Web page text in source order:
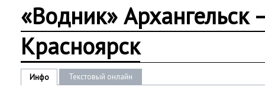
«Водник» Архангельск
Красноярск
Инфо Текстовый онлайн